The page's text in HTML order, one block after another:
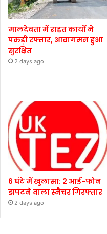
मालदेवता में राहत कार्यों ने
पकड़ी रफ्तार, आवागमन हुआ
सुरक्षित
2 days ago
6 घंटे में खुलासा: 2 आई-फोन
झपटने वाला स्नैचर गिरफ्तार
2 days ago